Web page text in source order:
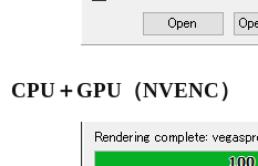
CPU＋GPU（NVENC）